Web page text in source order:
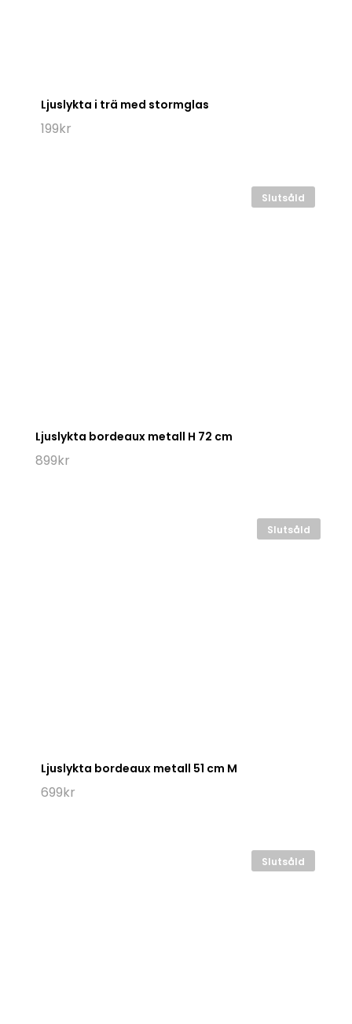
Ljuslykta i trä med stormglas
199kr
Slutsåld
Ljuslykta bordeaux metall H 72 cm
899kr
Slutsåld
Ljuslykta bordeaux metall 51 cm M
699kr
Slutsåld